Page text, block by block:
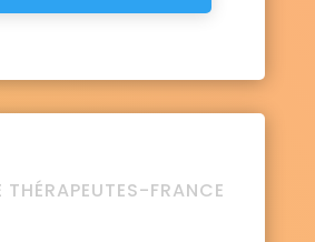
THÉRAPEUTES-FRANCE